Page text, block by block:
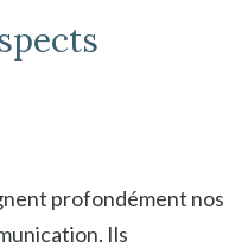
profondément nos
Ils